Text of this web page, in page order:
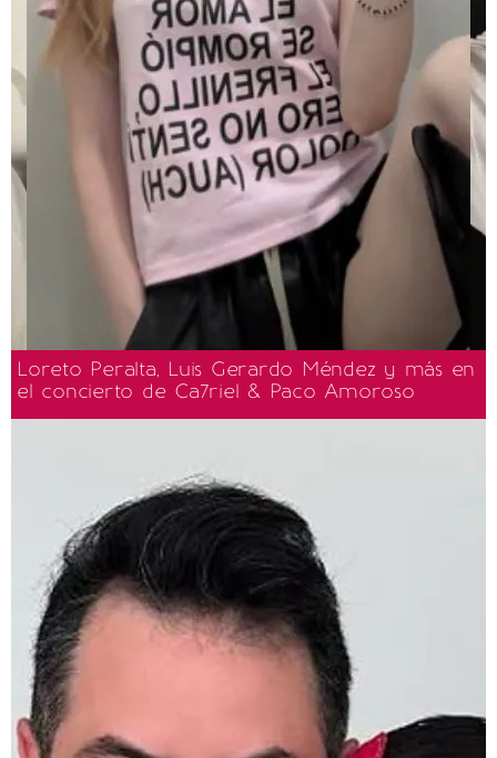
Loreto Peralta, Luis Gerardo Méndez y más en
el concierto de Ca7riel & Paco Amoroso